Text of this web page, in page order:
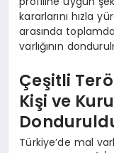
kararlarını hızla
arasında
varlığının
Çeşitli
Kişi ve
Türkiye’de mal